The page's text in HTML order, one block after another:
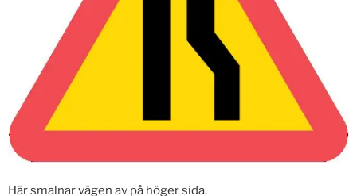
Här smalnar vägen av på höger sida.